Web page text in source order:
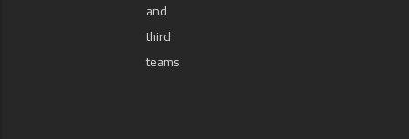
and
third
teams